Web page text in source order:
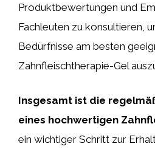
Produktbewertungen und
Fachleuten zu konsultieren,
Bedürfnisse am besten
Zahnfleischtherapie-Gel
Insgesamt ist die
eines hochwertigen
ein wichtiger Schritt zur